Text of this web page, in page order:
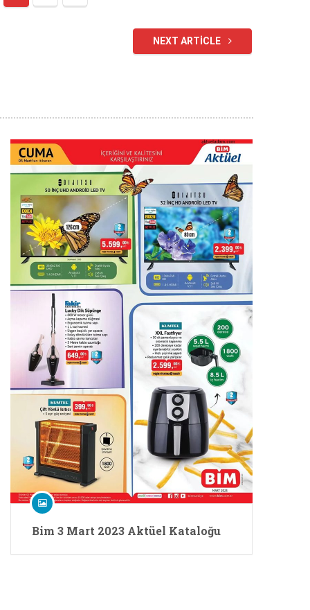
NEXT ARTICLE
Bim 3 Mart 2023 Aktüel Kataloğu